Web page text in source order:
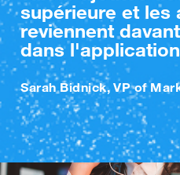
supérieure et les
reviennent
dans
Sarah Bidnick, VP of